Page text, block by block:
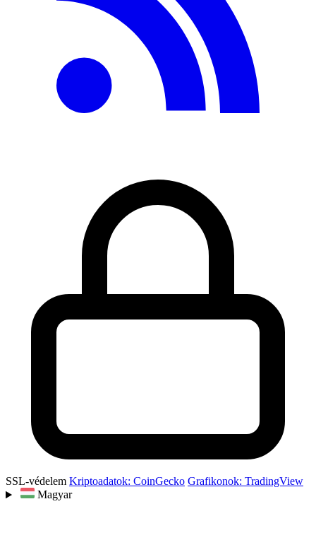
SSL-védelem Kriptoadatok: CoinGecko Grafikonok: TradingView
Magyar